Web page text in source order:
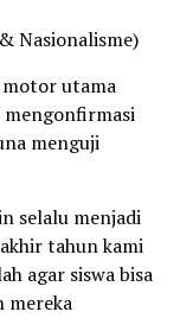
Nasionalisme)
motor utama
mengonfirmasi
menguji
selalu menjadi
tahun kami
agar siswa bisa
mereka